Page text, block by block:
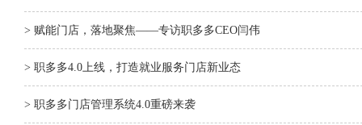
> 赋能门店，落地聚焦——专访职多多CEO闫伟
> 职多多4.0上线，打造就业服务门店新业态
> 职多多门店管理系统4.0重磅来袭